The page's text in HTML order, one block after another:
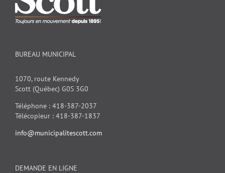
BUREAU MUNICIPAL
1070, route Kennedy
Scott (Québec) G0S 3G0
Téléphone : 418-387-2037
Télécopieur : 418-387-1837
info@municipalitescott.com
DEMANDE EN LIGNE